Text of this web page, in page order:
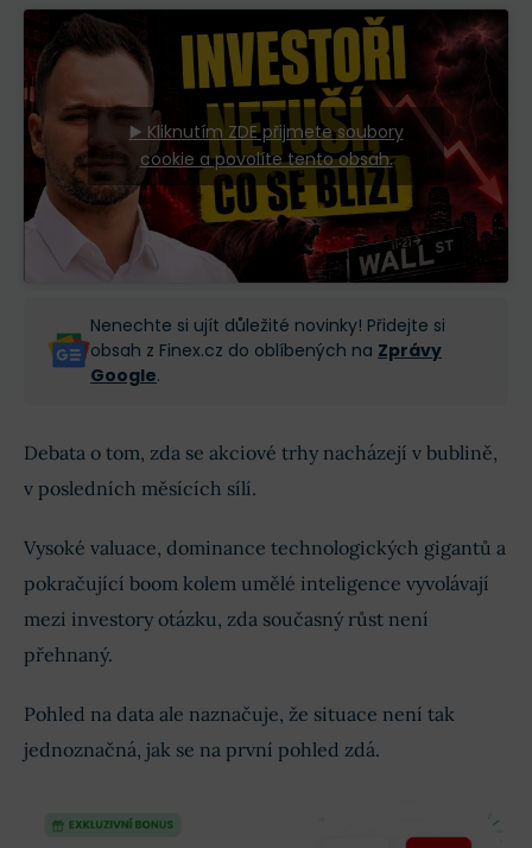
▶️ Kliknutím ZDE přijmete soubory
cookie a povolíte tento obsah.
Nenechte si ujít důležité novinky! Přidejte si
obsah z Finex.cz do oblíbených na Zprávy
Google.
Debata o tom, zda se akciové trhy nacházejí v bublině,
v posledních měsících sílí.
Vysoké valuace, dominance technologických gigantů a
pokračující boom kolem umělé inteligence vyvolávají
mezi investory otázku, zda současný růst není
přehnaný.
Pohled na data ale naznačuje, že situace není tak
jednoznačná, jak se na první pohled zdá.